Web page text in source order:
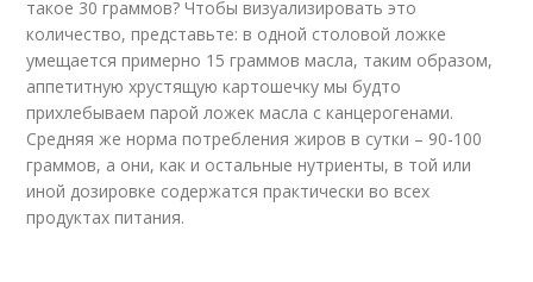
такое 30 граммов? Чтобы визуализировать это
количество, представьте: в одной столовой ложке
умещается примерно 15 граммов масла, таким образом,
аппетитную хрустящую картошечку мы будто
прихлебываем парой ложек масла с канцерогенами.
Средняя же норма потребления жиров в сутки – 90-100
граммов, а они, как и остальные нутриенты, в той или
иной дозировке содержатся практически во всех
продуктах питания.